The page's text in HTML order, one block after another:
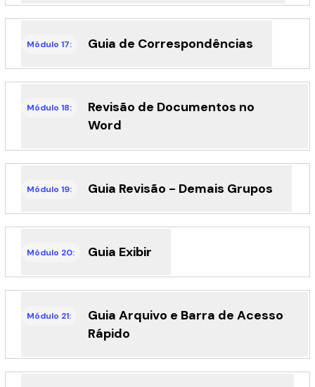
Módulo 17: Guia de Correspondências
Módulo 18:
Revisão de Documentos no
Word
Módulo 19: Guia Revisão - Demais Grupos
Módulo 20: Guia Exibir
Módulo 21:
Guia Arquivo e Barra de Acesso
Rápido